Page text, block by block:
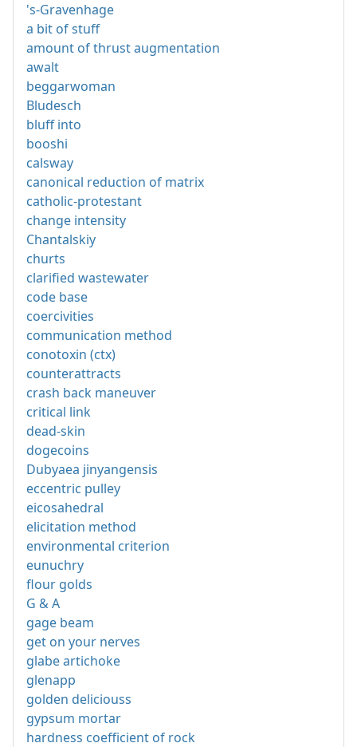
's-Gravenhage
a bit of stuff
amount of thrust augmentation
awalt
beggarwoman
Bludesch
bluff into
booshi
calsway
canonical reduction of matrix
catholic-protestant
change intensity
Chantalskiy
churts
clarified wastewater
code base
coercivities
communication method
conotoxin (ctx)
counterattracts
crash back maneuver
critical link
dead-skin
dogecoins
Dubyaea jinyangensis
eccentric pulley
eicosahedral
elicitation method
environmental criterion
eunuchry
flour golds
G & A
gage beam
get on your nerves
glabe artichoke
glenapp
golden deliciouss
gypsum mortar
hardness coefficient of rock